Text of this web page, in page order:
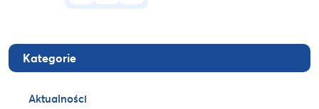
Kategorie
Aktualności